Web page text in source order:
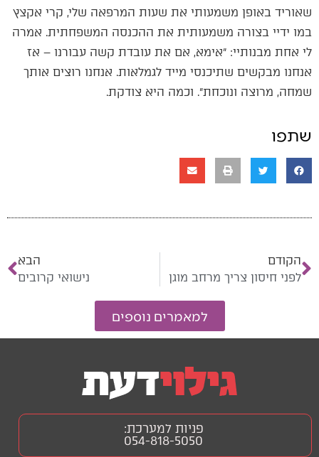
שאוריד באופן משמעותי את שעות המרפאה שלי, קרי אקצץ
במו ידיי בצורה משמעותית את ההכנסה המשפחתית. אמרה
לי אחת מבנותיי: ״אימא, אם את עובדת קשה עבורנו – אז
אנחנו מבקשים שתיכנסי מייד לגמלאות. אנחנו רוצים אותך
שמחה, מרוצה ונוכחת״. וכמה היא צודקת.
שתפו
הקודם
לפני חיסון צריך מרחב מוגן
הבא
נישואי קרובים
למאמרים נוספים
פניות למערכת:
054-818-5050